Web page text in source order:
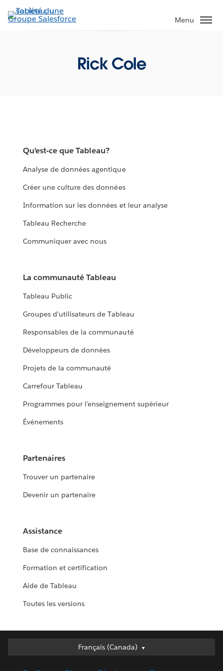
Aller
au
Menu
Rick Cole
Qu’est-ce que Tableau?
Analyse de données agentique
Créer une culture des données
Information sur les données et leur analyse
Tableau Recherche
Communiquer avec nous
La communauté Tableau
Tableau Public
Groupes d’utilisateurs de Tableau
Responsables de la communauté
Développeurs de données
Projets de la communauté
Carrefour Tableau
Programmes pour l’enseignement supérieur
Événements
Partenaires
Trouver un partenaire
Devenir un partenaire
Assistance
Base de connaissances
Formation et certification
Aide de Tableau
Toutes les versions
Français (Canada)
Français (Canada)